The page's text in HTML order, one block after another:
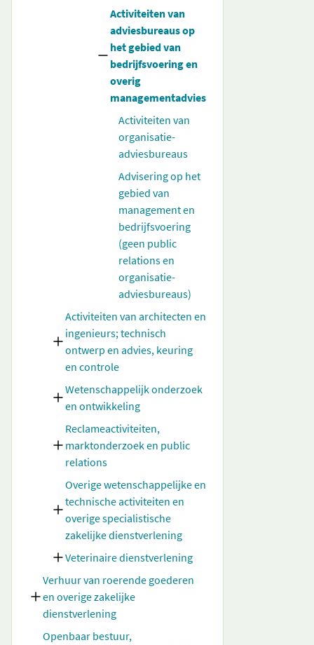
Activiteiten van
adviesbureaus op
het gebied van
bedrijfsvoering en
overig
managementadvies
Activiteiten van
organisatie-
adviesbureaus
Advisering op het
gebied van
management en
bedrijfsvoering
(geen public
relations en
organisatie-
adviesbureaus)
Activiteiten van architecten en
ingenieurs; technisch
ontwerp en advies, keuring
en controle
Wetenschappelijk onderzoek
en ontwikkeling
Reclameactiviteiten,
marktonderzoek en public
relations
Overige wetenschappelijke en
technische activiteiten en
overige specialistische
zakelijke dienstverlening
Veterinaire dienstverlening
Verhuur van roerende goederen
en overige zakelijke
dienstverlening
Openbaar bestuur,